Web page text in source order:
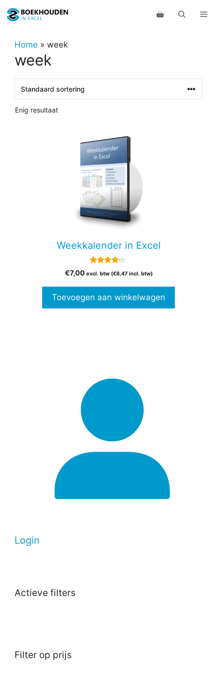
naar
inhoudHome » week
week
Enig resultaat
Weekkalender in Excel
van 5
€7,00 excl. btw (€8,47incl. btw)
Toevoegen aan winkelwagen
Login
Actieve filters
Filter op prijs